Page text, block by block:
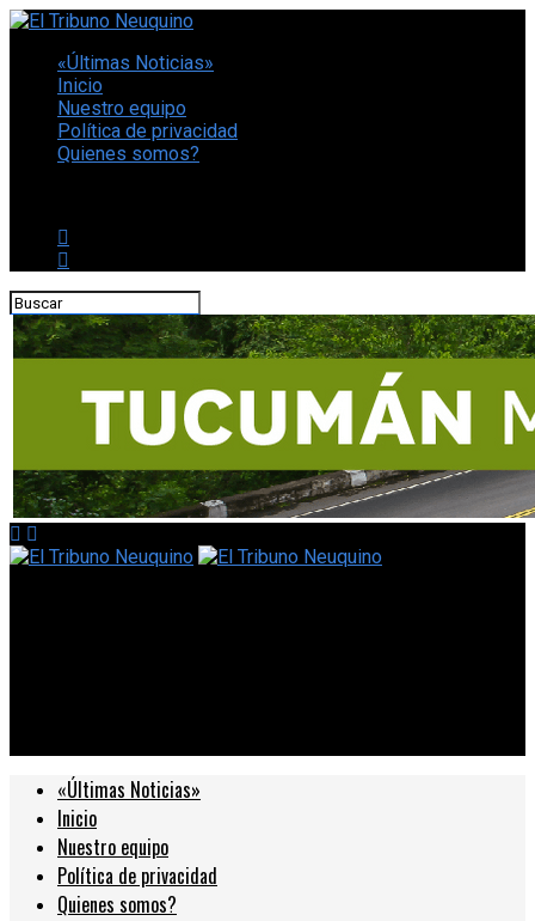
«Últimas Noticias»
Inicio
Nuestro equipo
Política de privacidad
Quienes somos?
«Últimas Noticias»
Inicio
Nuestro equipo
Política de privacidad
Quienes somos?